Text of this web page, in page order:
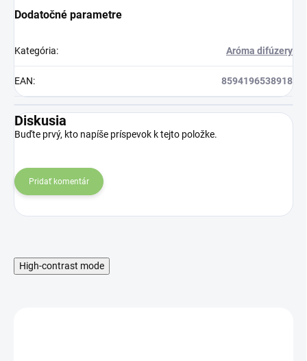
Dodatočné parametre
Kategória: Aróma difúzery
EAN: 8594196538918
Diskusia
Buďte prvý, kto napíše príspevok k tejto položke.
Pridať komentár
High-contrast mode